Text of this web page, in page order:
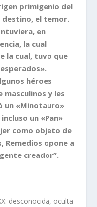
primigenio del
destino, el temor.
en
la cual
la cual, tuvo que
héroes
y les
un «Minotauro»
un «Pan»
como objeto de
Remedios opone a
creador”.
desconocida, oculta